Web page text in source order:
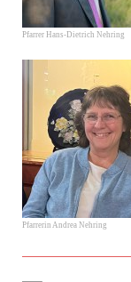
Pfarrer Hans-Dietrich Nehring
Pfarrerin Andrea Nehring